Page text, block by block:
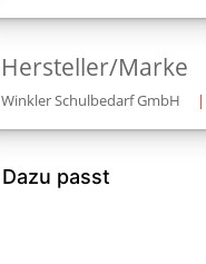
Hersteller/Marke
Winkler Schulbedarf GmbH |
Dazu passt